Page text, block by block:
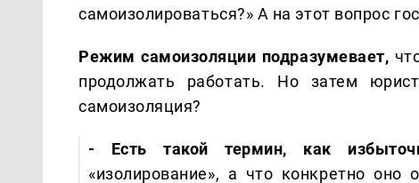
самоизолироваться?» А на этот вопрос
Режим самоизоляции подразумевает,
продолжать работать. Но затем
самоизоляция?
- Есть такой термин, как
«изолирование», а что конкретно